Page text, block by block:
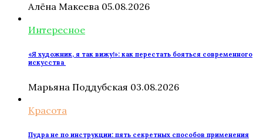
Алёна Макеева 05.08.2026
Интересное
«Я художник, я так вижу!»: как перестать бояться современного
искусства
Марьяна Поддубская 03.08.2026
Красота
Пудра не по инструкции: пять секретных способов применения